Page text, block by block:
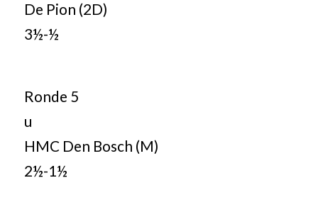
De Pion (2D)
3½-½
Ronde 5
u
HMC Den Bosch (M)
2½-1½